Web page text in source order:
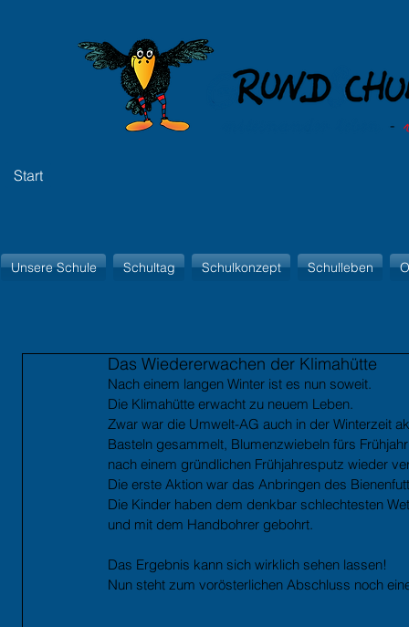
Start
Unsere Schule Schultag Schulkonzept Schulleben
Das Wiedererwachen der Klimahütte
Nach einem langen Winter ist es nun soweit.
Die Klimahütte erwacht zu neuem Leben.
Zwar war die Umwelt-AG auch in der Winterzeit
Basteln gesammelt, Blumenzwiebeln fürs
nach einem gründlichen Frühjahresputz wieder
Die erste Aktion war das Anbringen des
Die Kinder haben dem denkbar schlechtesten
und mit dem Handbohrer gebohrt.
Das Ergebnis kann sich wirklich sehen lassen!
Nun steht zum vorösterlichen Abschluss noch